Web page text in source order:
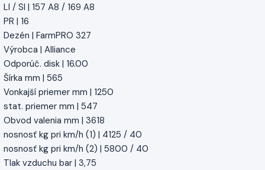
LI / SI | 157 A8 / 169 A8
PR | 16
Dezén | FarmPRO 327
Výrobca | Alliance
Odporúč. disk | 16.00
Šírka mm | 565
Vonkajší priemer mm | 1250
stat. priemer mm | 547
Obvod valenia mm | 3618
nosnosť kg pri km/h (1) | 4125 / 40
nosnosť kg pri km/h (2) | 5800 / 40
Tlak vzduchu bar | 3,75